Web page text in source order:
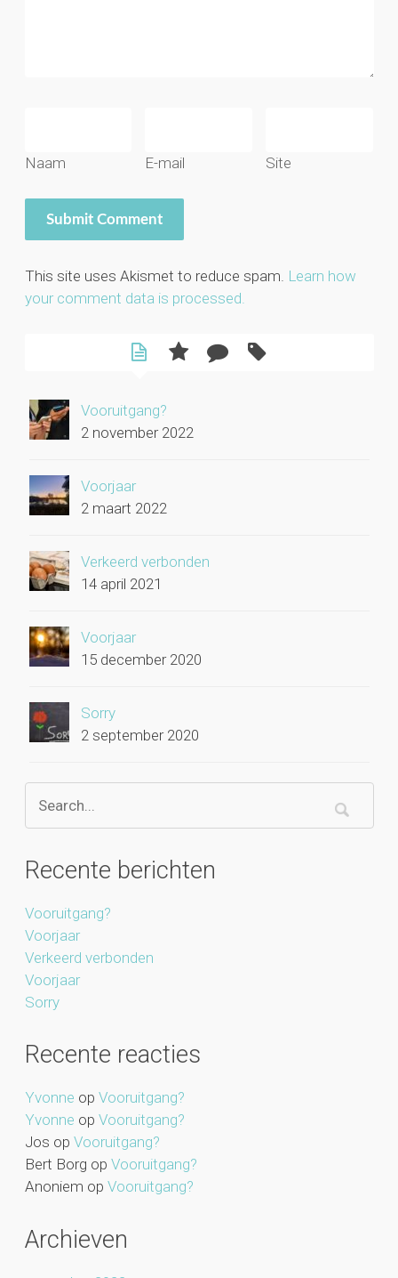
Naam E-mail Site
This site uses Akismet to reduce spam. Learn how
your comment data is processed.
Vooruitgang?
2 november 2022
Voorjaar
2 maart 2022
Verkeerd verbonden
14 april 2021
Voorjaar
15 december 2020
Sorry
2 september 2020
Recente berichten
Vooruitgang?
Voorjaar
Verkeerd verbonden
Voorjaar
Sorry
Recente reacties
Yvonne op Vooruitgang?
Yvonne op Vooruitgang?
Jos op Vooruitgang?
Bert Borg op Vooruitgang?
Anoniem op Vooruitgang?
Archieven